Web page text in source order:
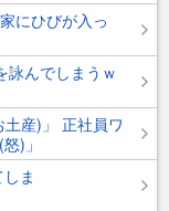
にひびが入っ
詠んでしまうｗ
産)」 正社員ワ
)」
ま